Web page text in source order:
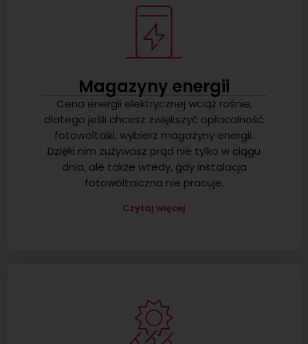
Magazyny energii
Cena energii elektrycznej wciąż rośnie,
dlatego jeśli chcesz zwiększyć opłacalność
fotowoltaiki, wybierz magazyny energii.
Dzięki nim zużywasz prąd nie tylko w ciągu
dnia, ale także wtedy, gdy instalacja
fotowoltaiczna nie pracuje.
Czytaj więcej